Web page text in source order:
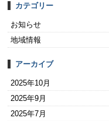
カテゴリー
お知らせ
地域情報
アーカイブ
2025年10月
2025年9月
2025年7月